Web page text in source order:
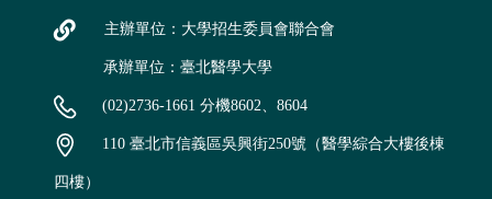
主辦單位：大學招生委員會聯合會
承辦單位：臺北醫學大學
(02)2736-1661 分機8602、8604
110 臺北市信義區吳興街250號（醫學綜合大樓後棟
四樓）